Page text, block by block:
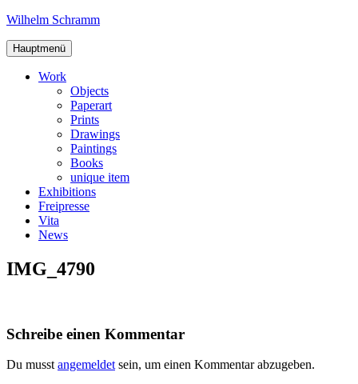
Zum
springen
Wilhelm Schramm
Graphics,
Art
Hauptmenü
Work
Objects
Paperart
Prints
Drawings
Paintings
Books
unique item
Exhibitions
Freipresse
Vita
News
IMG_4790
Schreibe einen Kommentar
Du musst angemeldet sein, um einen Kommentar abzugeben.